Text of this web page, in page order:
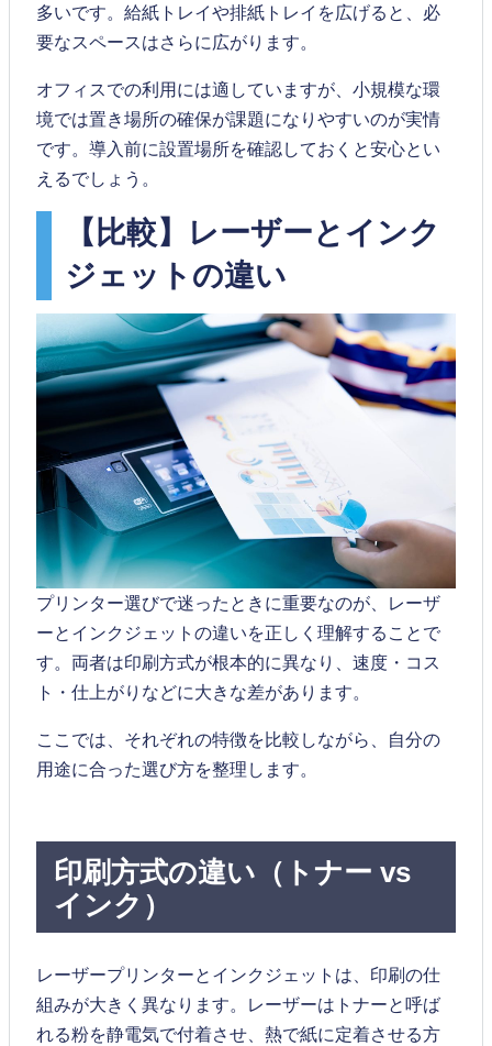
多いです。給紙トレイや排紙トレイを広げると、必
要なスペースはさらに広がります。
オフィスでの利用には適していますが、小規模な環
境では置き場所の確保が課題になりやすいのが実情
です。導入前に設置場所を確認しておくと安心とい
えるでしょう。
【比較】レーザーとインク
ジェットの違い
プリンター選びで迷ったときに重要なのが、レーザ
ーとインクジェットの違いを正しく理解することで
す。両者は印刷方式が根本的に異なり、速度・コス
ト・仕上がりなどに大きな差があります。
ここでは、それぞれの特徴を比較しながら、自分の
用途に合った選び方を整理します。
印刷方式の違い（トナー vs
インク）
レーザープリンターとインクジェットは、印刷の仕
組みが大きく異なります。レーザーはトナーと呼ば
れる粉を静電気で付着させ、熱で紙に定着させる方